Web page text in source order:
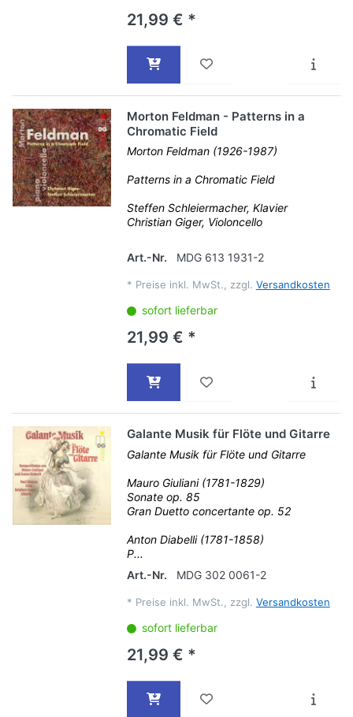
21,99 € *
Morton Feldman - Patterns in a
Chromatic Field
Morton Feldman (1926-1987)
Patterns in a Chromatic Field
Steffen Schleiermacher, Klavier
Christian Giger, Violoncello
Art.-Nr. MDG 613 1931-2
* Preise inkl. MwSt., zzgl. Versandkosten
sofort lieferbar
21,99 € *
Galante Musik für Flöte und Gitarre
Galante Musik für Flöte und Gitarre
Mauro Giuliani (1781-1829)
Sonate op. 85
Gran Duetto concertante op. 52
Anton Diabelli (1781-1858)
P...
Art.-Nr.
MDG 302 0061-2
* Preise inkl. MwSt., zzgl. Versandkosten
sofort lieferbar
21,99 € *